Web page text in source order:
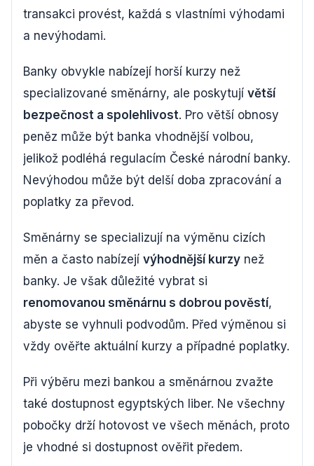
transakci provést, každá s vlastními výhodami
a nevýhodami.
Banky obvykle nabízejí horší kurzy než
specializované směnárny, ale poskytují větší
bezpečnost a spolehlivost. Pro větší obnosy
peněz může být banka vhodnější volbou,
jelikož podléhá regulacím České národní banky.
Nevýhodou může být delší doba zpracování a
poplatky za převod.
Směnárny se specializují na výměnu cizích
měn a často nabízejí výhodnější kurzy než
banky. Je však důležité vybrat si
renomovanou směnárnu s dobrou pověstí,
abyste se vyhnuli podvodům. Před výměnou si
vždy ověřte aktuální kurzy a případné poplatky.
Při výběru mezi bankou a směnárnou zvažte
také dostupnost egyptských liber. Ne všechny
pobočky drží hotovost ve všech měnách, proto
je vhodné si dostupnost ověřit předem.